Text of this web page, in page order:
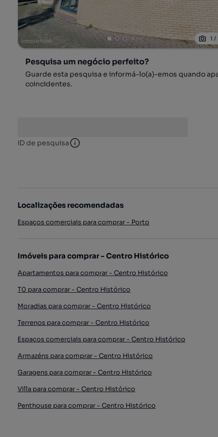
1 /
Pesquisa um negócio perfeito?
Guarde esta pesquisa e informá-lo(a)-emos quando
coincidentes.
ID de pesquisa ID de pesquisa
Localizações recomendadas
Espaços comerciais para comprar - Porto
Imóveis para comprar - Centro Histórico
Apartamentos para comprar - Centro Histórico
T0 para comprar - Centro Histórico
Moradias para comprar - Centro Histórico
Terrenos para comprar - Centro Histórico
Espaços comerciais para comprar - Centro Histórico
Armazéns para comprar - Centro Histórico
Garagens para comprar - Centro Histórico
Villa para comprar - Centro Histórico
Penthouse para comprar - Centro Histórico